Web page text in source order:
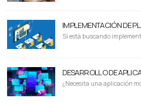
IMPLEMENTACIÓN DE
Si está buscando
DESARROLLO DE
¿Necesita una aplicación